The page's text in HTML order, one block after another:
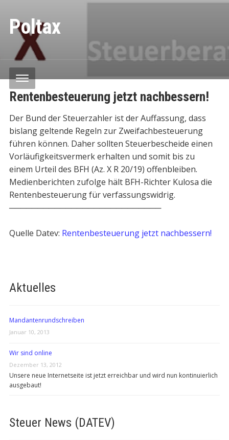
Poltax
Aktuelles
Mandantenrundschreiben
Januar 10, 2013
Wir sind online
Dezember 13, 2012
Unsere neue Internetseite ist jetzt erreichbar und wird nun kontinuierlich
ausgebaut!
Rentenbesteuerung jetzt nachbessern!
Der Bund der Steuerzahler ist der Auffassung, dass
bislang geltende Regeln zur Zweifachbesteuerung
führen können. Daher sollten Steuerbescheide einen
Vorläufigkeitsvermerk erhalten und somit bis zu
einem Urteil des BFH (Az. X R 20/19) offenbleiben.
Medienberichten zufolge hält BFH-Richter Kulosa die
Rentenbesteuerung für verfassungswidrig.
───────────────────────────
Quelle Datev: Rentenbesteuerung jetzt nachbessern!
Steuer News (DATEV)